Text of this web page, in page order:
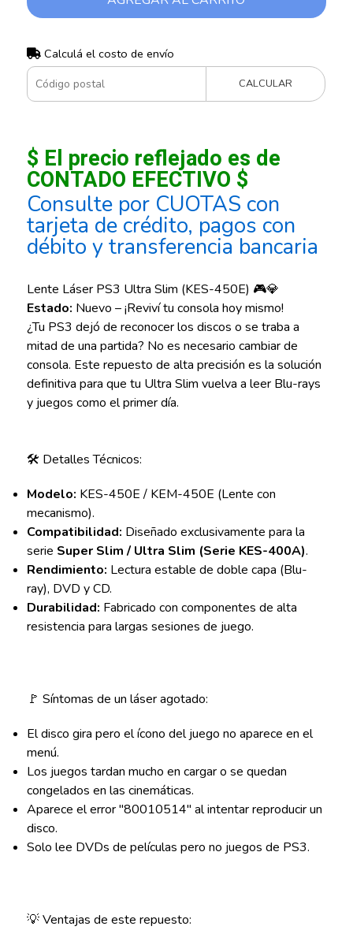
Calculá el costo de envío
CALCULAR
$ El precio reflejado es de
CONTADO EFECTIVO $
Consulte por CUOTAS con
tarjeta de crédito, pagos con
débito y transferencia bancaria
Lente Láser PS3 Ultra Slim (KES-450E) 🎮💎
Estado: Nuevo – ¡Reviví tu consola hoy mismo!
¿Tu PS3 dejó de reconocer los discos o se traba a
mitad de una partida? No es necesario cambiar de
consola. Este repuesto de alta precisión es la solución
definitiva para que tu Ultra Slim vuelva a leer Blu-rays
y juegos como el primer día.
🛠️ Detalles Técnicos:
Modelo: KES-450E / KEM-450E (Lente con
mecanismo).
Compatibilidad: Diseñado exclusivamente para la
serie Super Slim / Ultra Slim (Serie KES-400A).
Rendimiento: Lectura estable de doble capa (Blu-
ray), DVD y CD.
Durabilidad: Fabricado con componentes de alta
resistencia para largas sesiones de juego.
🚩 Síntomas de un láser agotado:
El disco gira pero el ícono del juego no aparece en el
menú.
Los juegos tardan mucho en cargar o se quedan
congelados en las cinemáticas.
Aparece el error "80010514" al intentar reproducir un
disco.
Solo lee DVDs de películas pero no juegos de PS3.
💡 Ventajas de este repuesto: